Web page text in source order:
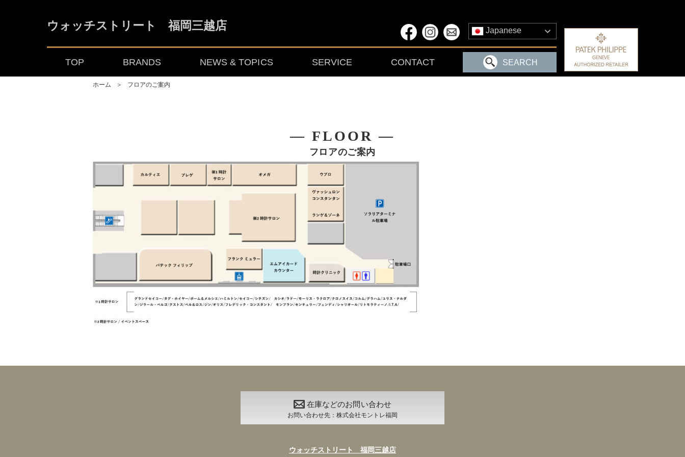
ウォッチストリート 福岡三越店 Japanese
TOP BRANDS NEWS & TOPICS SERVICE CONTACT SEARCH
ホーム ＞ フロアのご案内
― FLOOR ―
フロアのご案内
在庫などのお問い合わせ
お問い合わせ先：株式会社モントレ福岡
ウォッチストリート 福岡三越店